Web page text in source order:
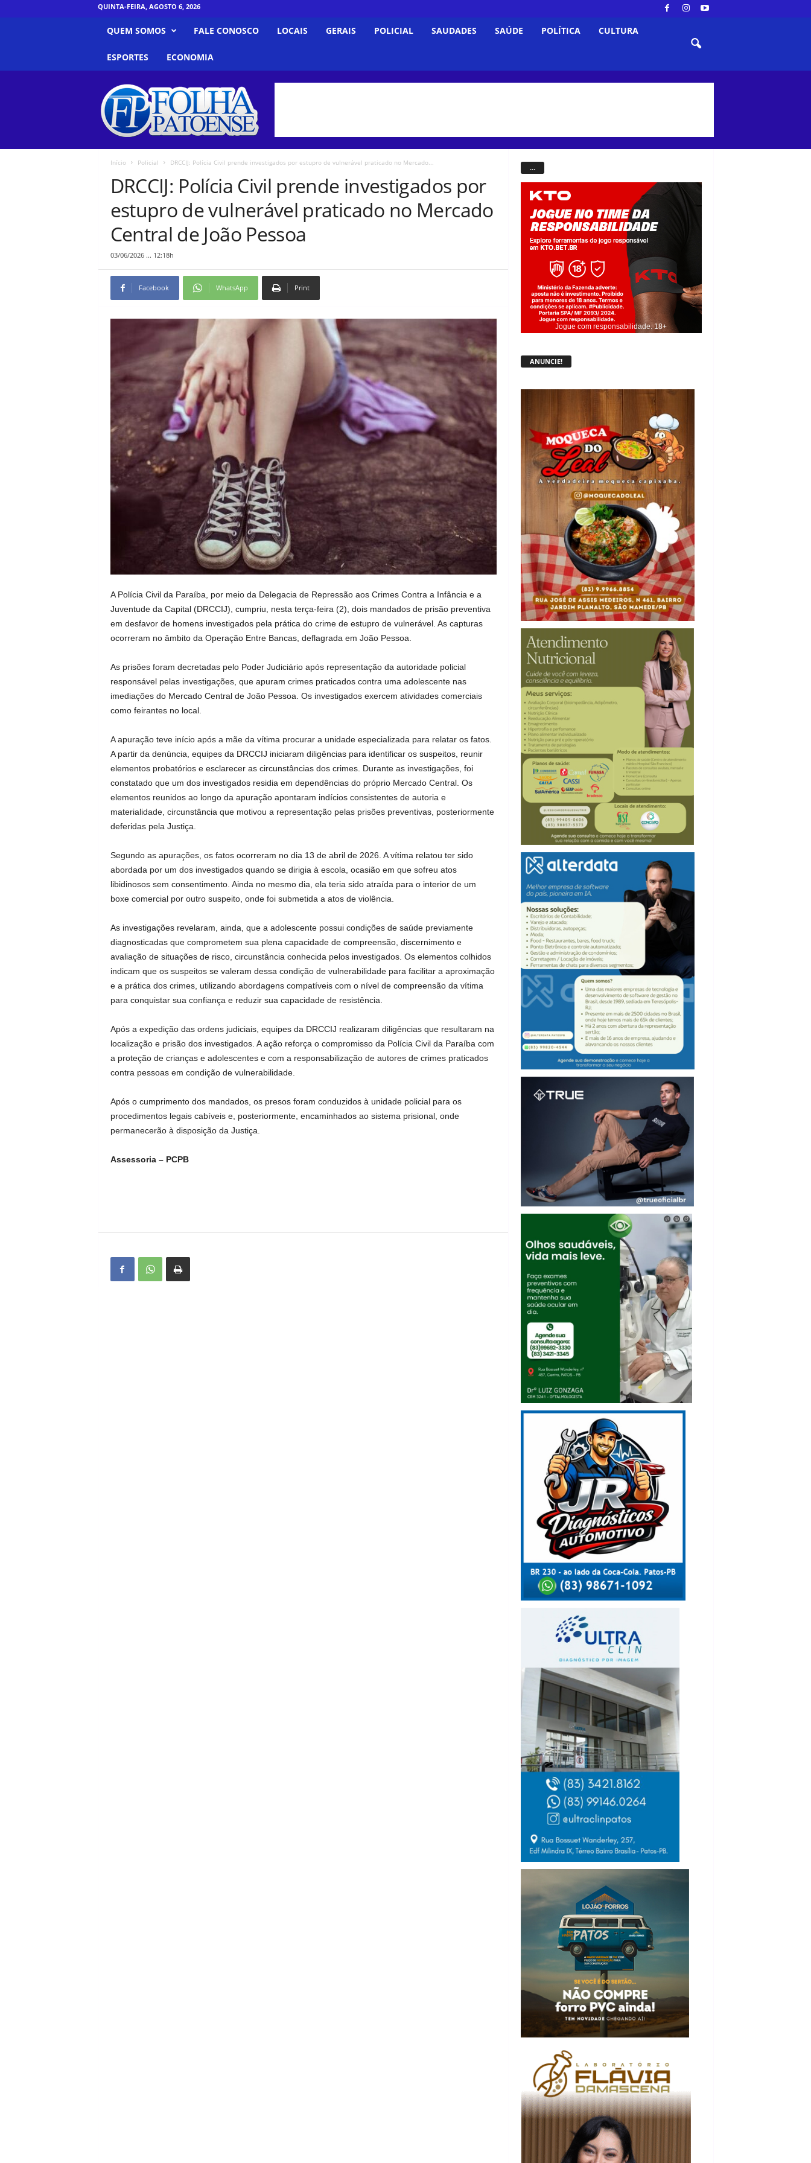
QUINTA-FEIRA, AGOSTO 6, 2026
QUEM SOMOS FALE CONOSCO LOCAIS GERAIS POLICIAL SAUDADES SAÚDE POLÍTICA CULTURA
ESPORTES ECONOMIA
Início Policial DRCCIJ: Polícia Civil prende investigados por estupro de vulnerável praticado no Mercado...
DRCCIJ: Polícia Civil prende investigados por
estupro de vulnerável praticado no Mercado
Central de João Pessoa
03/06/2026 ... 12:18h
Facebook WhatsApp Print
A Polícia Civil da Paraíba, por meio da Delegacia de Repressão aos Crimes Contra a Infância e a
Juventude da Capital (DRCCIJ), cumpriu, nesta terça-feira (2), dois mandados de prisão preventiva
em desfavor de homens investigados pela prática do crime de estupro de vulnerável. As capturas
ocorreram no âmbito da Operação Entre Bancas, deflagrada em João Pessoa.
As prisões foram decretadas pelo Poder Judiciário após representação da autoridade policial
responsável pelas investigações, que apuram crimes praticados contra uma adolescente nas
imediações do Mercado Central de João Pessoa. Os investigados exercem atividades comerciais
como feirantes no local.
A apuração teve início após a mãe da vítima procurar a unidade especializada para relatar os fatos.
A partir da denúncia, equipes da DRCCIJ iniciaram diligências para identificar os suspeitos, reunir
elementos probatórios e esclarecer as circunstâncias dos crimes. Durante as investigações, foi
constatado que um dos investigados residia em dependências do próprio Mercado Central. Os
elementos reunidos ao longo da apuração apontaram indícios consistentes de autoria e
materialidade, circunstância que motivou a representação pelas prisões preventivas, posteriormente
deferidas pela Justiça.
Segundo as apurações, os fatos ocorreram no dia 13 de abril de 2026. A vítima relatou ter sido
abordada por um dos investigados quando se dirigia à escola, ocasião em que sofreu atos
libidinosos sem consentimento. Ainda no mesmo dia, ela teria sido atraída para o interior de um
boxe comercial por outro suspeito, onde foi submetida a atos de violência.
As investigações revelaram, ainda, que a adolescente possui condições de saúde previamente
diagnosticadas que comprometem sua plena capacidade de compreensão, discernimento e
avaliação de situações de risco, circunstância conhecida pelos investigados. Os elementos colhidos
indicam que os suspeitos se valeram dessa condição de vulnerabilidade para facilitar a aproximação
e a prática dos crimes, utilizando abordagens compatíveis com o nível de compreensão da vítima
para conquistar sua confiança e reduzir sua capacidade de resistência.
Após a expedição das ordens judiciais, equipes da DRCCIJ realizaram diligências que resultaram na
localização e prisão dos investigados. A ação reforça o compromisso da Polícia Civil da Paraíba com
a proteção de crianças e adolescentes e com a responsabilização de autores de crimes praticados
contra pessoas em condição de vulnerabilidade.
Após o cumprimento dos mandados, os presos foram conduzidos à unidade policial para os
procedimentos legais cabíveis e, posteriormente, encaminhados ao sistema prisional, onde
permanecerão à disposição da Justiça.
Assessoria – PCPB
…
Jogue com responsabilidade. 18+
ANUNCIE!